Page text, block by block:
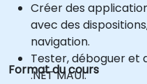
Créer des
avec des
navigation.
Tester, déboguer et
.NET MAUI.
Format du cours